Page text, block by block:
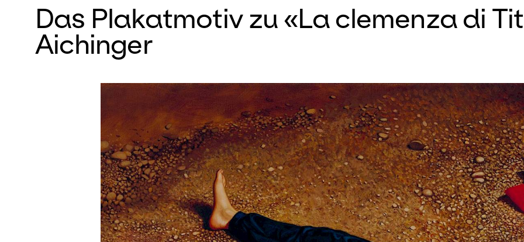
Das Plakatmotiv zu «La clemenza di
Aichinger